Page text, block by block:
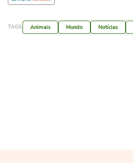
TAGS Animais Mundo Notícias